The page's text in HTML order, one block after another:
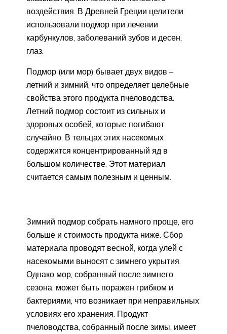
воздействия. В Древней Греции целители
использовали подмор при лечении
карбункулов, заболеваний зубов и десен,
глаз.
Подмор (или мор) бывает двух видов –
летний и зимний, что определяет целебные
свойства этого продукта пчеловодства.
Летний подмор состоит из сильных и
здоровых особей, которые погибают
случайно. В тельцах этих насекомых
содержится концентрированный яд в
большом количестве. Этот материал
считается самым полезным и ценным.
Зимний подмор собрать намного проще, его
больше и стоимость продукта ниже. Сбор
материала проводят весной, когда улей с
насекомыми выносят с зимнего укрытия.
Однако мор, собранный после зимнего
сезона, может быть поражен грибком и
бактериями, что возникает при неправильных
условиях его хранения. Продукт
пчеловодства, собранный после зимы, имеет